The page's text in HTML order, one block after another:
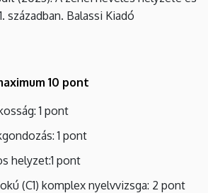
században. Balassi Kiadó
10 pont
1 pont
1 pont
helyzet:1 pont
(C1) komplex nyelvvizsga: 2 pont